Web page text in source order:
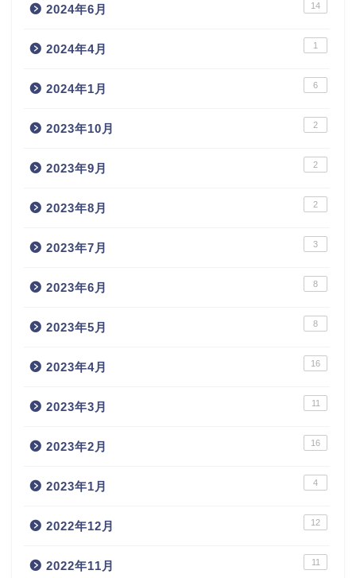
2024年6月 14
2024年4月 1
2024年1月 6
2023年10月 2
2023年9月 2
2023年8月 2
2023年7月 3
2023年6月 8
2023年5月 8
2023年4月 16
2023年3月 11
2023年2月 16
2023年1月 4
2022年12月 12
2022年11月 11